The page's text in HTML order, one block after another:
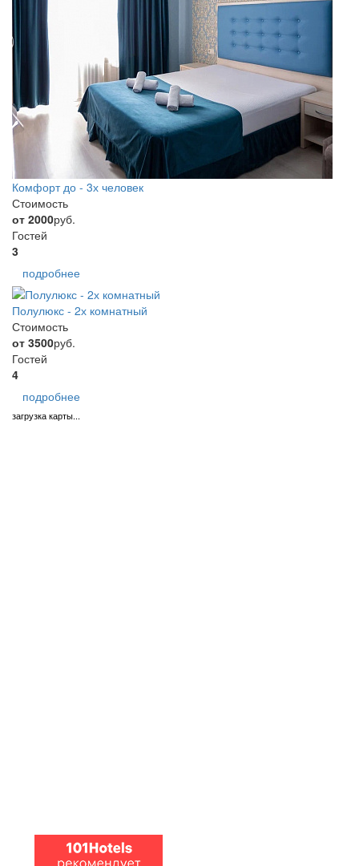
Комфорт до - 3х человек
Стоимость
от 2000руб.
Гостей
3
подробнее
Полулюкс - 2х комнатный
Стоимость
от 3500руб.
Гостей
4
подробнее
загрузка карты...